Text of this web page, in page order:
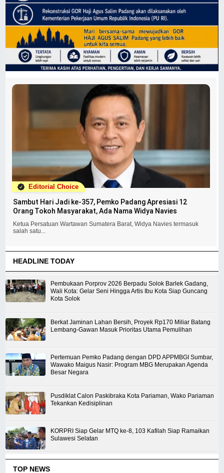
Editorial Choice
Sambut Hari Jadi ke-357, Pemko Padang Apresiasi 12
Orang Tokoh Masyarakat, Ada Nama Widya Navies
Ketua Persatuan Wartawan Sumatera Barat, Widya Navies termasuk
salah satu...
HEADLINE TODAY
Pembukaan Porprov 2026 Berpadu Solok Barlek Gadang,
Wali Kota: Gelar Seni Hingga Artis Ibu Kota Siap Guncang
Kota Solok
Berkat Jaminan Lahan Bersih, Proyek Rp170 Miliar Batang
Lembang-Gawan Masuk Prioritas Utama Pemulihan
Pertemuan Pemko Padang dengan DPD APPMBGI Sumbar,
Wawako Maigus Nasir: Program MBG Merupakan Agenda
Besar Negara
Pusdiklat Calon Paskibraka Kota Pariaman, Wako Pariaman
Tekankan Kedisiplinan
KORPRI Siap Gelar MTQ ke-8, 103 Kafilah Siap Ramaikan
Sulawesi Selatan
TOP NEWS